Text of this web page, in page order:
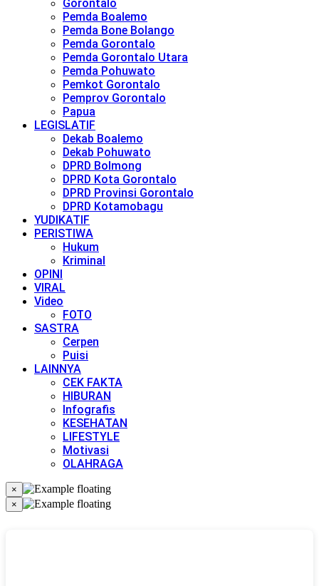
Gorontalo
Pemda Boalemo
Pemda Bone Bolango
Pemda Gorontalo
Pemda Gorontalo Utara
Pemda Pohuwato
Pemkot Gorontalo
Pemprov Gorontalo
Papua
LEGISLATIF
Dekab Boalemo
Dekab Pohuwato
DPRD Bolmong
DPRD Kota Gorontalo
DPRD Provinsi Gorontalo
DPRD Kotamobagu
YUDIKATIF
PERISTIWA
Hukum
Kriminal
OPINI
VIRAL
Video
FOTO
SASTRA
Cerpen
Puisi
LAINNYA
CEK FAKTA
HIBURAN
Infografis
KESEHATAN
LIFESTYLE
Motivasi
OLAHRAGA
×
×